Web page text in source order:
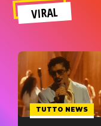
VIRAL
TUTTO NEWS